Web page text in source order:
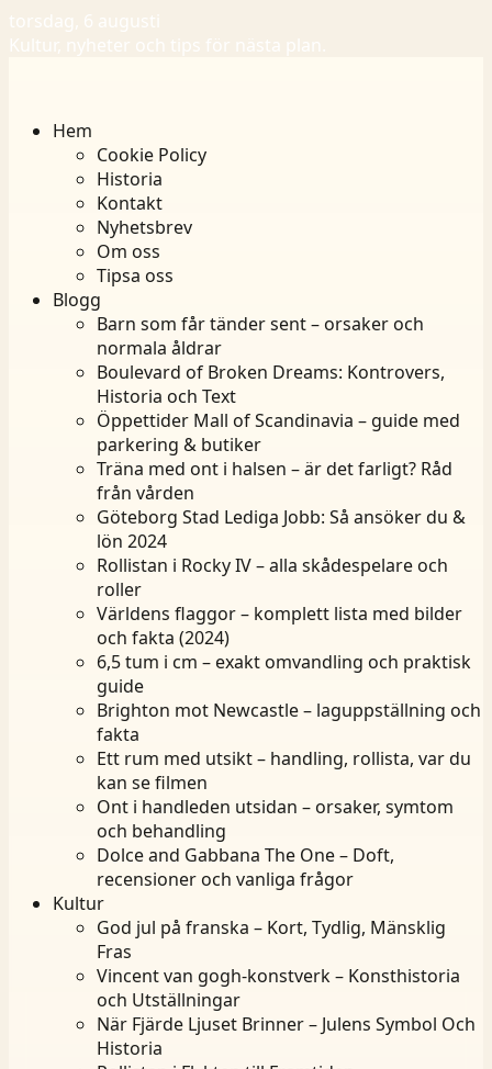
torsdag, 6 augusti
Kultur, nyheter och tips för nästa plan.
Hem
Cookie Policy
Historia
Kontakt
Nyhetsbrev
Om oss
Tipsa oss
Blogg
Barn som får tänder sent – orsaker och
normala åldrar
Boulevard of Broken Dreams: Kontrovers,
Historia och Text
Öppettider Mall of Scandinavia – guide med
parkering & butiker
Träna med ont i halsen – är det farligt? Råd
från vården
Göteborg Stad Lediga Jobb: Så ansöker du &
lön 2024
Rollistan i Rocky IV – alla skådespelare och
roller
Världens flaggor – komplett lista med bilder
och fakta (2024)
6,5 tum i cm – exakt omvandling och praktisk
guide
Brighton mot Newcastle – laguppställning och
fakta
Ett rum med utsikt – handling, rollista, var du
kan se filmen
Ont i handleden utsidan – orsaker, symtom
och behandling
Dolce and Gabbana The One – Doft,
recensioner och vanliga frågor
Kultur
God jul på franska – Kort, Tydlig, Mänsklig
Fras
Vincent van gogh-konstverk – Konsthistoria
och Utställningar
När Fjärde Ljuset Brinner – Julens Symbol Och
Historia